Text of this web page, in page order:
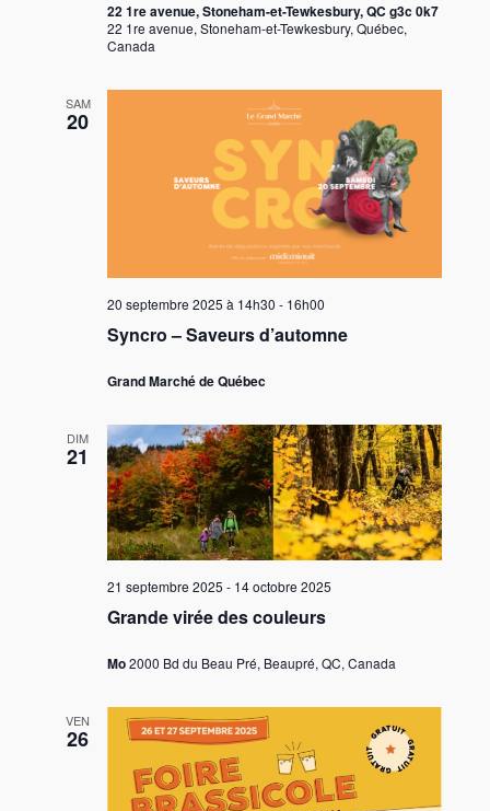
22 1re avenue, Stoneham-et-Tewkesbury, QC g3c 0k7
22 1re avenue, Stoneham-et-Tewkesbury, Québec,
Canada
SAM
20
Syncro – Saveurs d’automne
20 septembre 2025 à 14h30 - 16h00
Grand Marché de Québec
DIM
21
Grande virée des couleurs
21 septembre 2025 - 14 octobre 2025
Mo2000 Bd du Beau Pré, Beaupré, QC, Canada
VEN
26